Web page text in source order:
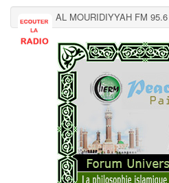
AL MOURIDIYYAH FM